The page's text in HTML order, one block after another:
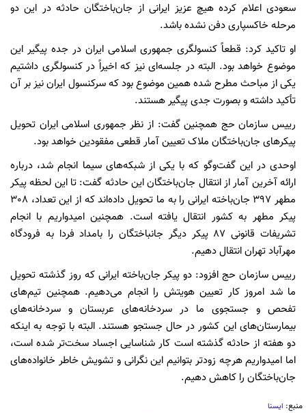
سعودی اعلام کرده هیچ عزیز ایرانی از جان‌باختگان حادثه در این دو
مرحله خاکسپاری دفن نشده باشد.
او تاکید کرد: قطعاً کنسولگری جمهوری اسلامی ایران در جده پیگیر این
موضوع خواهد بود. البته در جلسه‌ای نیز که اخیراً در کنسولگری داشتیم
یکی از مباحث مطرح شده همین موضوع بود که سرکنسول ایران نیز بر آن
تأکید داشته و بصورت جدی پیگیر هستند.
رییس سازمان حج همچنین گفت: از نظر جمهوری اسلامی ایران تحویل
پیکرهای جان‌باختگان ملاک تعیین آمار قطعی مفقودین خواهد بود.
اوحدی در این گفت‌وگو که با یکی از شبکه‌های سیما انجام شد، درباره
ارائه آخرین آمار از انتقال جان‌باختگان این حادثه گفت: تا این لحظه پیکر
مطهر 397 جان‌باخته ایرانی را به ما تحویل داده‌اند که از این تعداد، 308
پیکر مطهر به کشور انتقال یافته است. همچنین امیدواریم با انجام
تشریفات قانونی 87 پیکر دیگر جانباختگان را بامداد فردا به فرودگاه
مهرآباد تهران انتقال دهیم.
رییس سازمان حج افزود: دو پیکر جان‌باخته ایرانی که روز گذشته تحویل
ما شد امروز کار تعیین هویتش را انجام می‌دهیم. همچنین تیم‌های
تفحص و جستجوی ما در سردخانه‌های عربستان و سردخانه‌های
بیمارستان‌های این کشور در حال جستجو هستند. البته با توجه به اینکه
دو هفته از حادثه گذشته است کار شناسایی اجساد سخت‌تر شده است،
اما امیدواریم هرچه زودتر بتوانیم این نگرانی و تشویش خاطر خانواده‌های
جان‌باختگان را کاهش دهیم.
منبع: ایسنا